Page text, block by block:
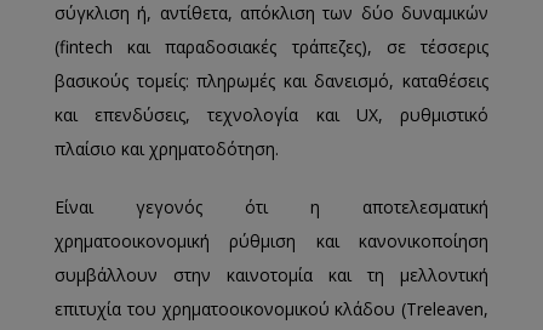
σύγκλιση ή, αντίθετα, απόκλιση των δύο δυναμικών
(fintech και παραδοσιακές τράπεζες), σε τέσσερις
βασικούς τομείς: πληρωμές και δανεισμό, καταθέσεις
και επενδύσεις, τεχνολογία και UX, ρυθμιστικό
πλαίσιο και χρηματοδότηση.
Είναι γεγονός ότι η αποτελεσματική
χρηματοοικονομική ρύθμιση και κανονικοποίηση
συμβάλλουν στην καινοτομία και τη μελλοντική
επιτυχία του χρηματοοικονομικού κλάδου (Treleaven,